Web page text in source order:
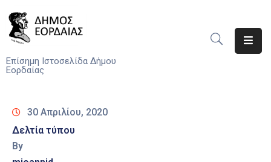
Επίσημη Ιστοσελίδα Δήμου
Εορδαίας
Υπηρεσίες
30 Απριλίου, 2020
Δελτία τύπου
By